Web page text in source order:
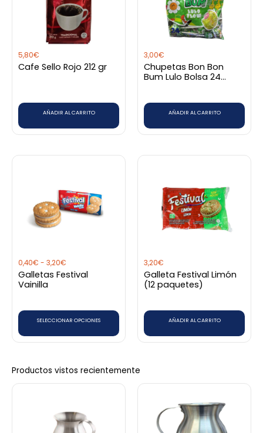
5,80€
Cafe Sello Rojo 212 gr
AÑADIR AL CARRITO
3,00€
Chupetas Bon Bon
Bum Lulo Bolsa 24
AÑADIR AL CARRITO
0,40€ - 3,20€
0,40€
hasta
3,20€
Galletas Festival
Vainilla
SELECCIONAR OPCIONES
Este
múltiples
variantes.
se
pueden
en
página
producto
3,20€
Galleta Festival Limón
(12 paquetes)
AÑADIR AL CARRITO
Productos vistos recientemente